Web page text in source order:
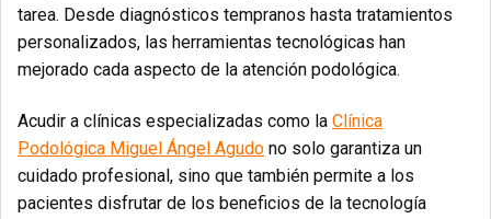
tarea. Desde diagnósticos tempranos hasta tratamientos
personalizados, las herramientas tecnológicas han
mejorado cada aspecto de la atención podológica.
Acudir a clínicas especializadas como la Clínica
Podológica Miguel Ángel Agudo no solo garantiza un
cuidado profesional, sino que también permite a los
pacientes disfrutar de los beneficios de la tecnología